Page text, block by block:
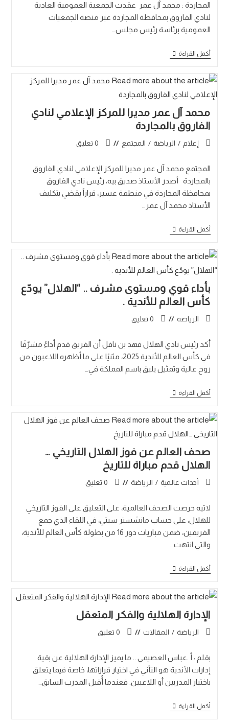
المجاردة : محمد آل عمر عقدت الجمعية العمومية العادية
لنادي الفاروق بمحافظة المجاردة عبر منصة الجمعيات
العمومية برئاسة رئيس مجلس…
أكمل القراءة
محمد آل عمر مديرا للمركز الإعلامي لنادي
الفاروق بالمجاردة
إعلام / الرياضة / المجتمع 0 تعليق
المجتمع محمد آل عمر مديرا للمركز الإعلامي لنادي الفاروق
بالمجاردة أصدر الأستاذ صديق بيه، رئيس نادي الفاروق
بمحافظة المجاردة في منطقة عسير، قراراً يقضي بتكليف
الأستاذ محمد آل عمر…
أكمل القراءة
بأداء قوي ومستوى مشرف .. “الهلال” يودّع
كأس العالم للأندية .
الرياضة 0 تعليق
أكد رئيس نادي الهلال فهد بن نافل أن الفريق قدم أداءً مشرّفًا
في كأس العالم للأندية 2025، مثنيًا على ما أظهره اللاعبون من
روح عالية وتمثيل يليق باسم المملكة في…
أكمل القراءة
صحف العالم عن فوز الهلال التاريخي …
الهلال قدم مباراة للتاريخ
أحدات عالمية / الرياضة 0 تعليق
لاتيه حرصت الصحف العالمية، على التعليق على الفوز التاريخي
للهلال، على حساب مانشستر سيتي، في اللقاء الذي جمع
الفريقين، ضمن مباريات دور 16 من بطولة كأس العالم للأندية،
والتي انتهت…
أكمل القراءة
الإدارة الهلالية والفكر المتعقل
الرياضة / المقالات 0 تعليق
بقلم : أ .عباس العصيمي .. ما يميز الإدارة الهلالية عن بقية
إدارات الأندية هو التأني في اختيار قراراتها، خاصة فيما يتعلق
باختيار المدربين أو اللاعبين. فعندما أُقيل المدرب السابق…
أكمل القراءة